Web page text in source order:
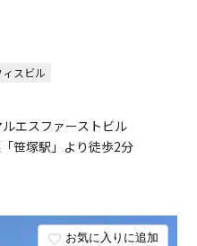
お気に入りに追加
スビル
エスファーストビル
笹塚駅」より徒歩2分